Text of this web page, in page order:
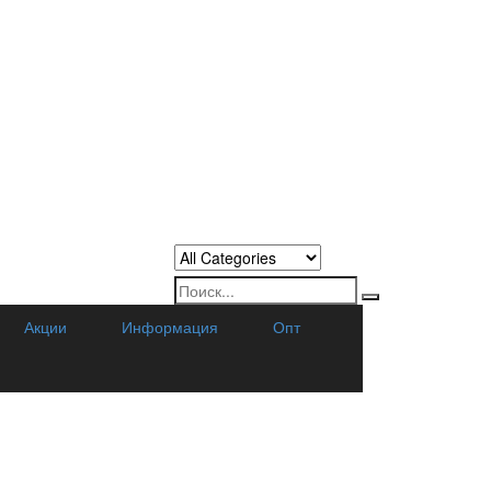
Акции Информация
Опт